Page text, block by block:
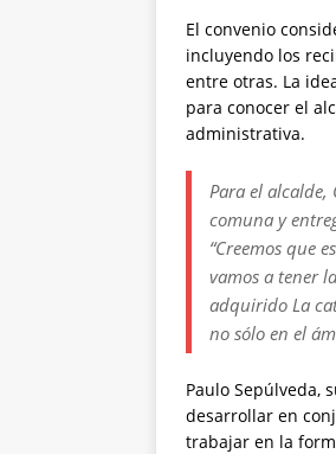
El convenio
incluyendo los
entre otras. La
para conocer el
administrativa.
Para el
comuna y
“Creemos que
vamos a tener
adquirido La
no sólo en el
Paulo Sepúlveda,
desarrollar en
trabajar en la